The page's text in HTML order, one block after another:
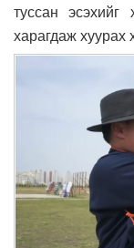
туссан
харагдаж хуурах